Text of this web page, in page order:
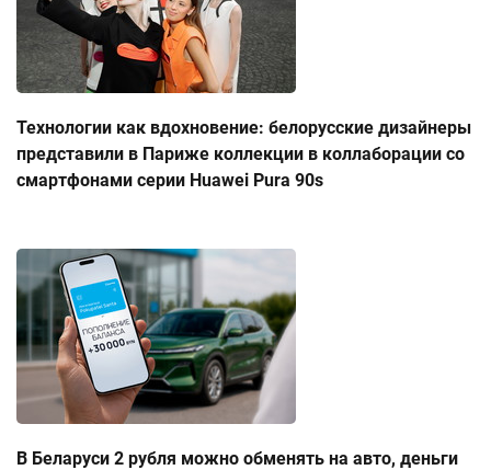
Технологии как вдохновение: белорусские дизайнеры
представили в Париже коллекции в коллаборации со
смартфонами серии Huawei Pura 90s
В Беларуси 2 рубля можно обменять на авто, деньги